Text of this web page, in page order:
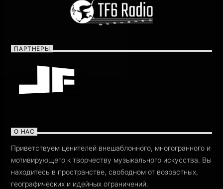
ПАРТНЕРЫ
О НАС
Приветствуем ценителей внешаблонного, многогранного и
мотивирующего к творчеству музыкального искусства. Вы
находитесь в пространстве, свободном от возрастных,
географических и идейных ограничений.